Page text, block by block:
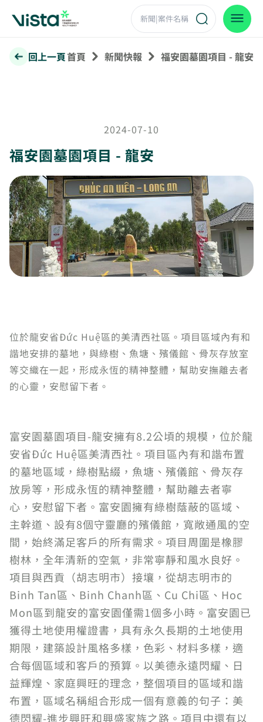
回上一頁首頁 新聞快報 福安園墓園項目 - 龍安
2024-07-10
福安園墓園項目 - 龍安
位於龍安省Đức Huệ區的美清西社區。項目區域內有和
諧地安排的墓地，與綠樹、魚塘、殯儀館、骨灰存放室
等交織在一起，形成永恆的精神整體，幫助安撫離去者
的心靈，安慰留下者。
富安園墓園項目-龍安擁有8.2公頃的規模，位於龍
安省Đức Huệ區美清西社。項目區內有和諧布置
的墓地區域，綠樹點綴，魚塘、殯儀館、骨灰存
放房等，形成永恆的精神整體，幫助離去者寧
心，安慰留下者。富安園擁有綠樹蔭蔽的區域、
主幹道、設有8個守靈廳的殯儀館，寬敞通風的空
間，始終滿足客戶的所有需求。項目周圍是橡膠
樹林，全年清新的空氣，非常寧靜和風水良好。
項目與西貢（胡志明市）接壤，從胡志明市的
Binh Tan區、Binh Chanh區、Cu Chi區、Hoc
Mon區到龍安的富安園僅需1個多小時。富安園已
獲得土地使用權證書，具有永久長期的土地使用
期限，建築設計風格多樣，色彩、材料多樣，適
合每個區域和客戶的預算。以美德永遠閃耀、日
益輝煌、家庭興旺的理念，整個項目的區域和諧
布置，區域名稱組合形成一個有意義的句子：美
德閃耀-進步興旺和興盛家族之路。項目中還有以